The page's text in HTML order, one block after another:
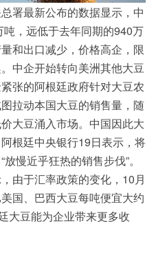
署最新公布的数据显示，中
，远低于去年同期的940万
和出口减少，价格高企，限
中企开始转向美洲其他大豆
张的阿根廷政府针对大豆农
拉动本国大豆的销售量，随
大豆涌入市场。中国因此大
根廷中央银行19日表示，将
慢近乎狂热的销售步伐”。
由于汇率政策的变化，10月
国、巴西大豆每吨便宜大约
大豆能为企业带来更多收